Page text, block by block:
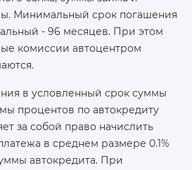
Минимальный срок погашения
- 96 месяцев. При этом
комиссии автоцентром
в условленный срок суммы
процентов по автокредиту
за собой право начислить
в среднем размере 0.1%
автокредита. При